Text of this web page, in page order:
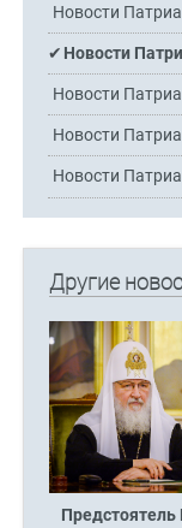
Новости
Новости
Новости
Новости
Новости
Другие
Предстоятель